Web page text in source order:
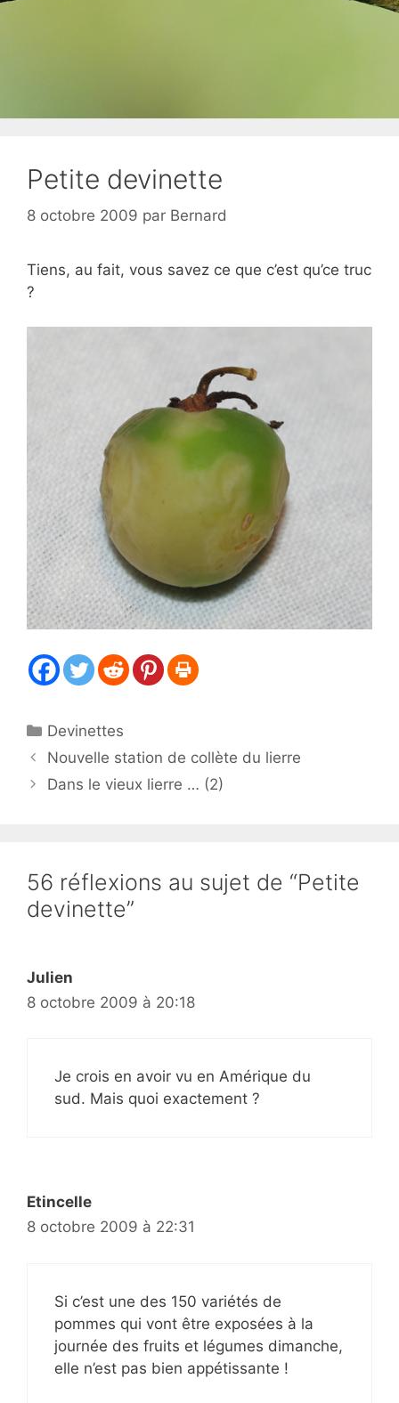
Petite devinette
8 octobre 2009 par Bernard
Tiens, au fait, vous savez ce que c’est qu’ce truc
?
Catégories
Devinettes
Nouvelle station de collète du lierre
Dans le vieux lierre … (2)
56 réflexions au sujet de “Petite
devinette”
Julien
8 octobre 2009 à 20:18
Je crois en avoir vu en Amérique du
sud. Mais quoi exactement ?
Etincelle
8 octobre 2009 à 22:31
Si c’est une des 150 variétés de
pommes qui vont être exposées à la
journée des fruits et légumes dimanche,
elle n’est pas bien appétissante !